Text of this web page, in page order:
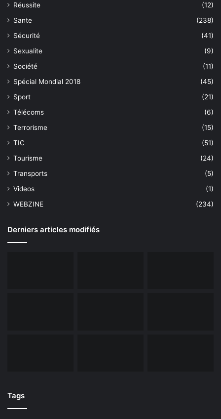
Réussite
(12)
Sante
(238)
Sécurité
(41)
Sexualite
(9)
Société
(11)
Spécial Mondial 2018
(45)
Sport
(21)
Télécoms
(6)
Terrorisme
(15)
TIC
(51)
Tourisme
(24)
Transports
(5)
Videos
(1)
WEBZINE
(234)
Derniers articles modifiés
Tags